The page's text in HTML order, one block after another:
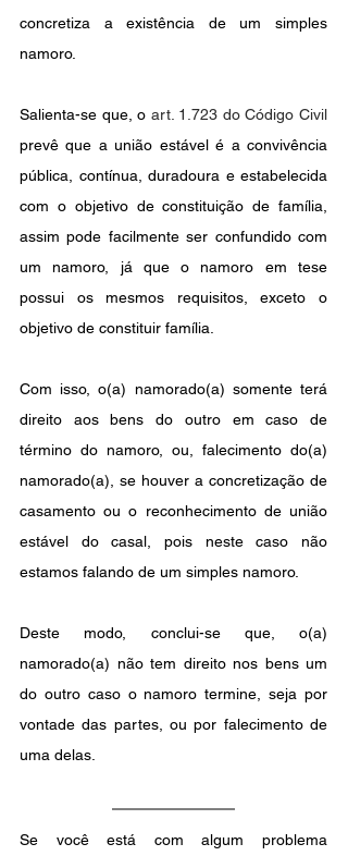
concretiza a existência de um simples
namoro.
Salienta-se que, o art. 1.723 do Código Civil
prevê que a união estável é a convivência
pública, contínua, duradoura e estabelecida
com o objetivo de constituição de família,
assim pode facilmente ser confundido com
um namoro, já que o namoro em tese
possui os mesmos requisitos, exceto o
objetivo de constituir família.
Com isso, o(a) namorado(a) somente terá
direito aos bens do outro em caso de
término do namoro, ou, falecimento do(a)
namorado(a), se houver a concretização de
casamento ou o reconhecimento de união
estável do casal, pois neste caso não
estamos falando de um simples namoro.
Deste modo, conclui-se que, o(a)
namorado(a) não tem direito nos bens um
do outro caso o namoro termine, seja por
vontade das partes, ou por falecimento de
uma delas.
Se você está com algum problema